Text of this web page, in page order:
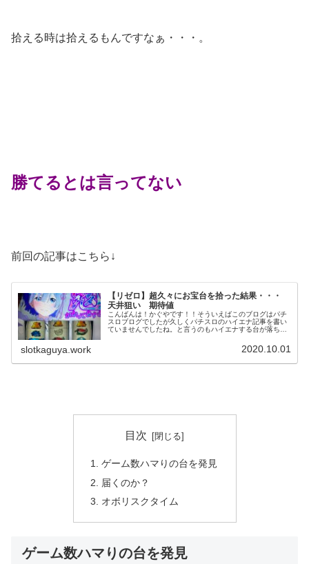
拾える時は拾えるもんですなぁ・・・。
勝てるとは言ってない
前回の記事はこちら↓
【リゼロ】超久々にお宝台を拾った結果・・・
天井狙い 期待値
こんばんは！かぐやです！！そういえばこのブログはパチ
スロブログでしたが久しくパチスロのハイエナ記事を書い
ていませんでしたね。と言うのもハイエナする台が落ちて
slotkaguya.work 2020.10.01
目次
ゲーム数ハマりの台を発見
届くのか？
オボリスクタイム
ゲーム数ハマりの台を発見